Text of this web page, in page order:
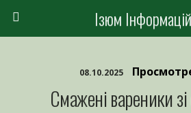
Ізюм
08.10.2025
Смажені вареники